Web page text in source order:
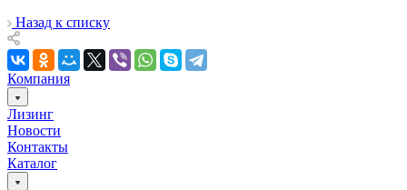
Назад к списку
Компания
Лизинг
Новости
Контакты
Каталог